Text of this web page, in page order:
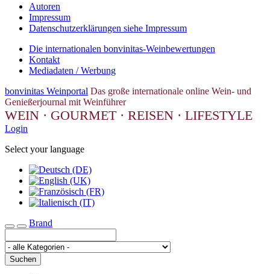
Autoren
Impressum
Datenschutzerklärungen siehe Impressum
Die internationalen bonvinitas-Weinbewertungen
Kontakt
Mediadaten / Werbung
bonvinitas Weinportal Das große internationale online Wein- und
Genießerjournal mit Weinführer
WEIN · GOURMET · REISEN · LIFESTYLE
Login
Select your language
Toggle navigation
Brand
Suchen